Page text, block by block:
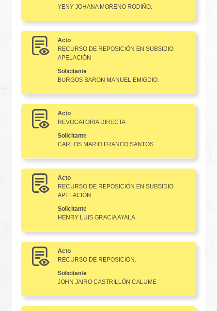
YENY JOHANA MORENO RODIÑO.
Acto
RECURSO DE REPOSICIÓN EN SUBSIDIO
APELACIÓN
Solicitante
BURGOS BARON MANUEL EMIGDIO.
Acto
REVOCATORIA DIRECTA
Solicitante
CARLOS MARIO FRANCO SANTOS
Acto
RECURSO DE REPOSICIÓN EN SUBSIDIO
APELACIÓN
Solicitante
HENRY LUIS GRACIA AYALA
Acto
RECURSO DE REPOSICIÓN.
Solicitante
JOHN JAIRO CASTRILLÓN CALUME